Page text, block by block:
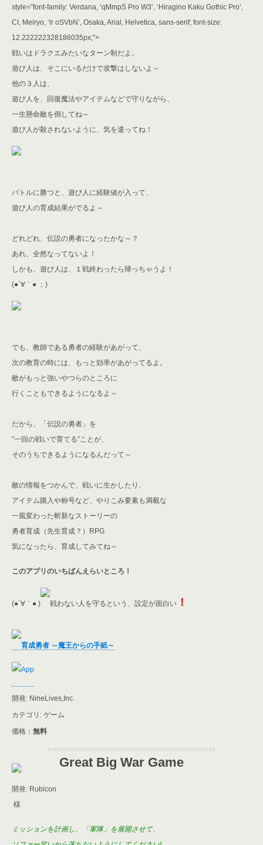
style=”font-family: Verdana, ‘qMmpS Pro W3’, ‘Hiragino Kaku Gothic Pro’,
CI, Meiryo, ‘lr oSVbN’, Osaka, Arial, Helvetica, sans-serif; font-size:
12.222222328186035px;”>
戦いはドラクエみたいなターン制だよ。
遊び人は、そこにいるだけで攻撃はしないよ～
他の３人は、
遊び人を、回復魔法やアイテムなどで守りながら、
一生懸命敵を倒してね～
遊び人が殺されないように、気を遣ってね！
バトルに勝つと、遊び人に経験値が入って、
遊び人の育成結果がでるよ～
どれどれ、伝説の勇者になったかな～？
あれ、全然なってないよ！
しかも、遊び人は、１戦終わったら帰っちゃうよ！
(●´∀｀● ；)
でも、教師である勇者の経験があがって、
次の教育の時には、もっと効率があがってるよ。
敵がもっと強いやつらのところに
行くこともできるようになるよ～
だから、「伝説の勇者」を
”一回の戦いで育てる”ことが、
そのうちできるようになるんだって～
敵の情報をつかんで、戦いに生かしたり、
アイテム購入や称号など、やりこみ要素も満載な
一風変わった斬新なストーリーの
勇者育成（先生育成？）RPG
気になったら、育成してみてね～
このアプリのいちばんえらいところ！
(●´∀｀● ) 戦わない人を守るという、設定が面白い ！
育成勇者 ～魔王からの手紙～
開発: NineLives,Inc.
カテゴリ: ゲーム
価格： 無料
Great Big War Game
開発: Rubicon
様
ミッションを計画し、「軍隊」を展開させて、